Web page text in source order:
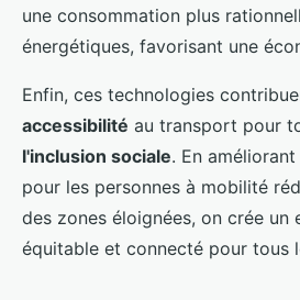
une consommation plus
énergétiques, favorisant une
Enfin, ces technologies
accessibilité au transport pour
l'inclusion sociale. En
pour les personnes à mobilité
des zones éloignées, on crée un
équitable et connecté pour tous